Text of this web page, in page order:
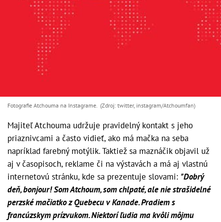
Fotografie Atchouma na Instagrame. (Zdroj: twitter, instagram/Atchoumfan)
Majiteľ Atchouma udržuje pravidelný kontakt s jeho
priaznivcami a často vidieť, ako má mačka na seba
napríklad farebný motýlik. Taktiež sa maznáčik objavil už
aj v časopisoch, reklame či na výstavách a má aj vlastnú
internetovú stránku, kde sa prezentuje slovami: "Dobrý
deň, bonjour! Som Atchoum, som chlpaté, ale nie strašidelné
perzské mačiatko z Quebecu v Kanade. Pradiem s
francúzskym prízvukom. Niektorí ľudia ma kvôli môjmu